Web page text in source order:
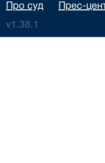
Про суд Прес-
v1.38.1